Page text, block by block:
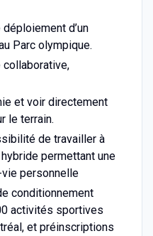
d’un
Parc olympique.
collaborative,
et voir directement
le terrain.
de travailler à
permettant une
personnelle
conditionnement
activités sportives
et préinscriptions